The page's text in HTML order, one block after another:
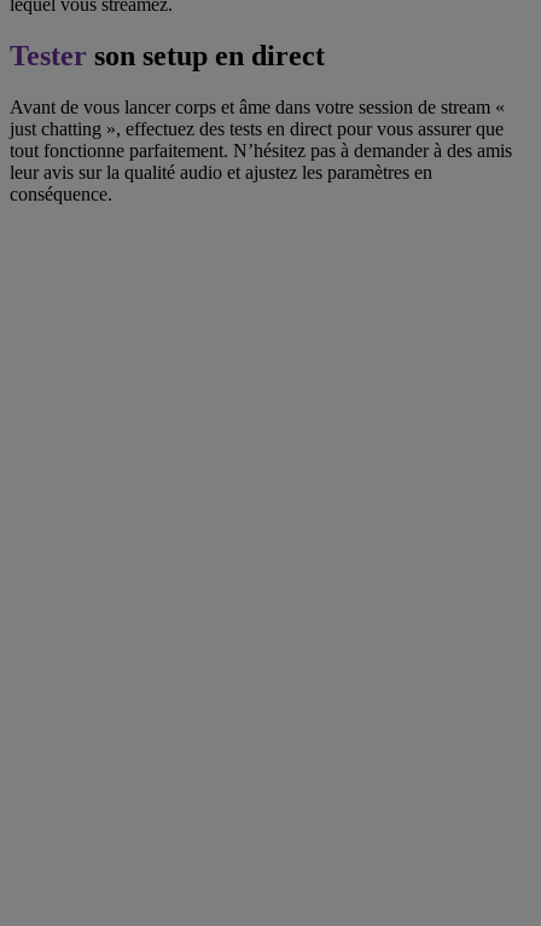
lequel vous streamez.
Tester son setup en direct
Avant de vous lancer corps et âme dans votre session de stream «
just chatting », effectuez des tests en direct pour vous assurer que
tout fonctionne parfaitement. N’hésitez pas à demander à des amis
leur avis sur la qualité audio et ajustez les paramètres en
conséquence.